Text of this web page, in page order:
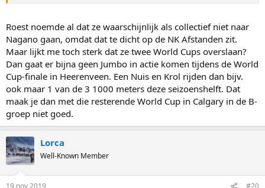
Roest noemde al dat ze waarschijnlijk als collectief niet naar
Nagano gaan, omdat dat te dicht op de NK Afstanden zit.
Maar lijkt me toch sterk dat ze twee World Cups overslaan?
Dan gaat er bijna geen Jumbo in actie komen tijdens de World
Cup-finale in Heerenveen. Een Nuis en Krol rijden dan bijv.
ook maar 1 van de 3 1000 meters deze seizoenshelft. Dat
maak je dan met die resterende World Cup in Calgary in de B-
groep niet goed.
Lorca
Well-Known Member
19 nov 2019 #20